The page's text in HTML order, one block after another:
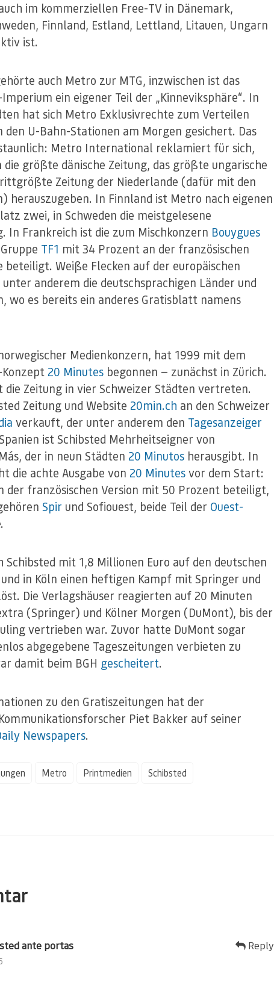
im kommerziellen Free-TV in Dänemark,
Finnland, Estland, Lettland, Litauen, Ungarn
ist.
auch Metro zur MTG, inzwischen ist das
ein eigener Teil der „Kinneviksphäre“. In
hat sich Metro Exklusivrechte zum Verteilen
den U-Bahn-Stationen am Morgen gesichert. Das
Metro International reklamiert für sich,
größte dänische Zeitung, das größte ungarische
Zeitung der Niederlande (dafür mit den
herauszugeben. In Finnland ist Metro nach eigenen
zwei, in Schweden die meistgelesene
In Frankreich ist die zum Mischkonzern Bouygues
TF1 mit 34 Prozent an der französischen
beteiligt. Weiße Flecken auf der europäischen
anderem die deutschsprachigen Länder und
wo es bereits ein anderes Gratisblatt namens
Medienkonzern, hat 1999 mit dem
20 Minutes begonnen — zunächst in Zürich.
Zeitung in vier Schweizer Städten vertreten.
Zeitung und Website 20min.ch an den Schweizer
verkauft, der unter anderem den Tagesanzeiger
ist Schibsted Mehrheitseigner von
der in neun Städten 20 Minutos herausgibt. In
die achte Ausgabe von 20 Minutes vor dem Start:
der französischen Version mit 50 Prozent beteiligt,
Spir und Sofiouest, beide Teil der Ouest-
Schibsted mit 1,8 Millionen Euro auf den deutschen
in Köln einen heftigen Kampf mit Springer und
Die Verlagshäuser reagierten auf 20 Minuten
(Springer) und Kölner Morgen (DuMont), bis der
vertrieben war. Zuvor hatte DuMont sogar
abgegebene Tageszeitungen verbieten zu
damit beim BGH gescheitert.
zu den Gratiszeitungen hat der
Piet Bakker auf seiner
Newspapers.
Metro Printmedien Schibsted
ante portas Reply